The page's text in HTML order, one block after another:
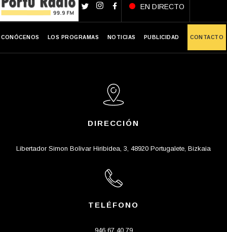
EN DIRECTO
CONÓCENOS LOS PROGRAMAS NOTICIAS PUBLICIDAD CONTACTO
DIRECCIÓN
Libertador Simon Bolivar Hiribidea, 3, 48920 Portugalete, Bizkaia
TELÉFONO
946 67 40 79